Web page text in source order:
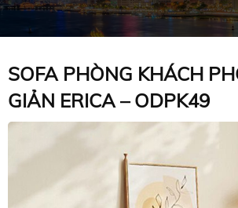
SOFA PHÒNG KHÁCH
GIẢN ERICA – ODPK49